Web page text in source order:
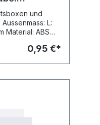
und
L:
Material: ABS
Grösse: C 3
0,95 €*